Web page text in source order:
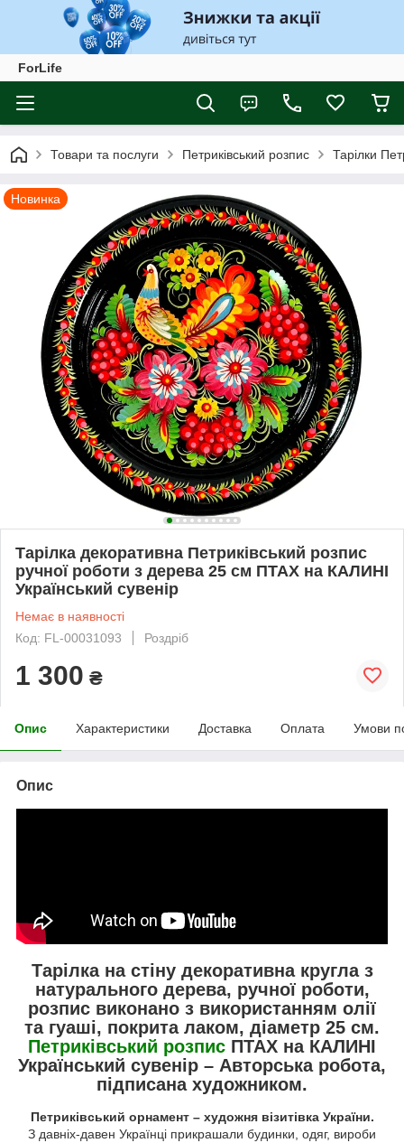
ForLife
Товари та послуги Петриківський розпис Тарілки
Новинка
Тарілка декоративна Петриківський розпис
ручної роботи з дерева 25 см ПТАХ на КАЛИНІ
Український сувенір
Немає в наявності
Код: FL-00031093
Роздріб
1 300 ₴
Опис Характеристики Доставка Оплата Умови
Опис
Тарілка на стіну декоративна кругла з
натурального дерева, ручної роботи,
розпис виконано з використанням олії
та гуаші, покрита лаком, діаметр 25 см.
Петриківський розпис ПТАХ на КАЛИНІ
Український сувенір – Авторська робота,
підписана художником.
Петриківський орнамент – художня візитівка України.
З давніх-давен Українці прикрашали будинки, одяг, вироби